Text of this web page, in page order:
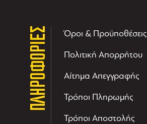
ΠΛΗΡΟΦΟΡΙΕΣ Όροι & Προϋποθέσεις
Πολιτική Απορρήτου
Αίτημα Απεγγραφής
Τρόποι Πληρωμής
Τρόποι Αποστολής